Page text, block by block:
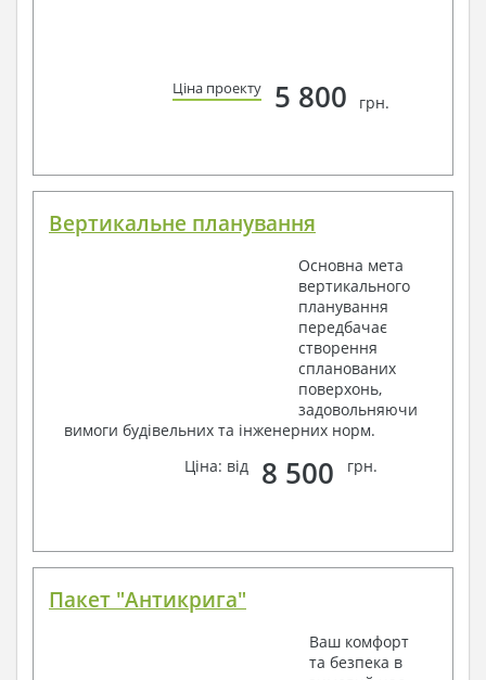
Ціна проекту 5 800 грн.
Вертикальне планування
Основна мета
вертикального
планування
передбачає
створення
спланованих
поверхонь,
задовольняючи
вимоги будівельних та інженерних норм.
Ціна: від
8 500 грн.
Пакет "Антикрига"
Ваш комфорт
та безпека в